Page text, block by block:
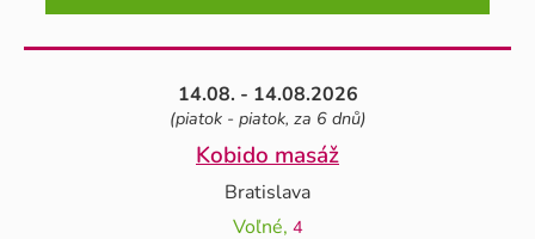
14.08. - 14.08.2026
(piatok - piatok, za 6 dnů)
Kobido masáž
Bratislava
Voľné, 4